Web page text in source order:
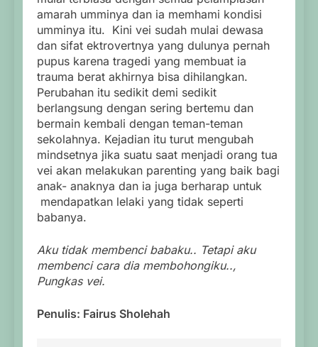
amarah umminya dan ia memhami kondisi
umminya itu. Kini vei sudah mulai dewasa
dan sifat ektrovertnya yang dulunya pernah
pupus karena tragedi yang membuat ia
trauma berat akhirnya bisa dihilangkan.
Perubahan itu sedikit demi sedikit
berlangsung dengan sering bertemu dan
bermain kembali dengan teman-teman
sekolahnya. Kejadian itu turut mengubah
mindsetnya jika suatu saat menjadi orang tua
vei akan melakukan parenting yang baik bagi
anak- anaknya dan ia juga berharap untuk
mendapatkan lelaki yang tidak seperti
babanya.
Aku tidak membenci babaku.. Tetapi aku
membenci cara dia membohongiku..,
Pungkas vei.
Penulis: Fairus Sholehah